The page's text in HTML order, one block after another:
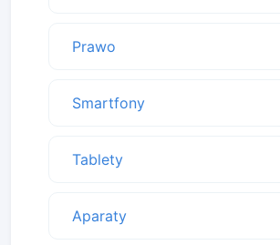
Prawo
Smartfony
Tablety
Aparaty